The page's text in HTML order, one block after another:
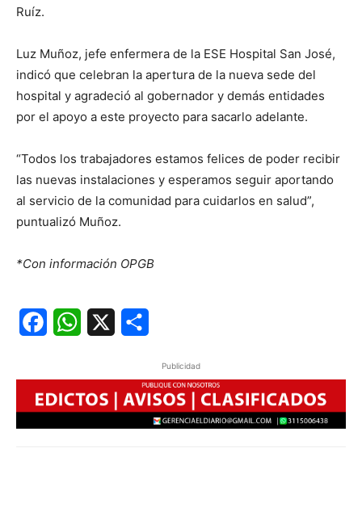
Ruíz.
Luz Muñoz, jefe enfermera de la ESE Hospital San José,
indicó que celebran la apertura de la nueva sede del
hospital y agradeció al gobernador y demás entidades
por el apoyo a este proyecto para sacarlo adelante.
“Todos los trabajadores estamos felices de poder recibir
las nuevas instalaciones y esperamos seguir aportando
al servicio de la comunidad para cuidarlos en salud”,
puntualizó Muñoz.
*Con información OPGB
FacebookWhatsApp
Publicidad